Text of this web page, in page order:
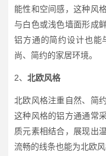
能性和空间感，这种风
与白色或浅色墙面形成
铝方通的简约设计也能
尚、简约的家居环境。
2、 北欧风格
北欧风格注重自然、简
这种风格的铝方通通常
质元素相结合，展现出
流畅的线条也能为北欧